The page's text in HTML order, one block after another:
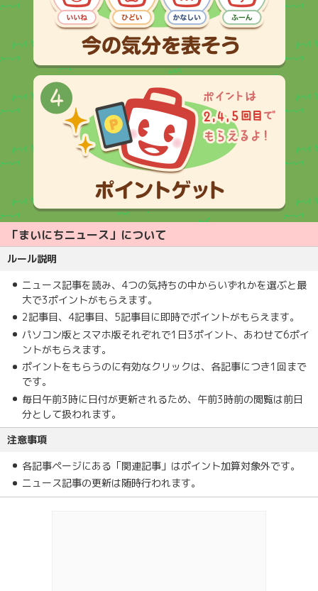
「まいにちニュース」について
ルール説明
ニュース記事を読み、4つの気持ちの中からいずれかを選ぶと最
大で3ポイントがもらえます。
2記事目、4記事目、5記事目に即時でポイントがもらえます。
パソコン版とスマホ版それぞれで1日3ポイント、あわせて6ポイ
ントがもらえます。
ポイントをもらうのに有効なクリックは、各記事につき1回まで
です。
毎日午前3時に日付が更新されるため、午前3時前の閲覧は前日
分として扱われます。
注意事項
各記事ページにある「関連記事」はポイント加算対象外です。
ニュース記事の更新は随時行われます。